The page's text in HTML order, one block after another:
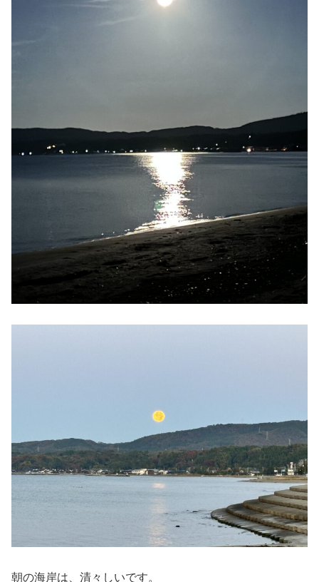
朝の海岸は、清々しいです。